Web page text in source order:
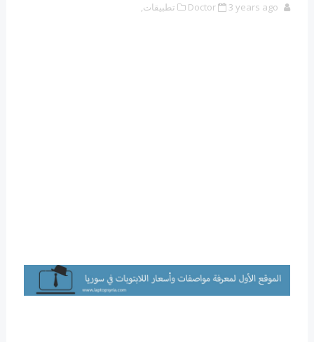
Doctor 3 years ago تطبيقات,